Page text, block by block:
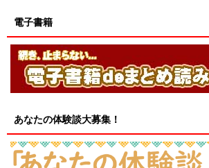
電子書籍
あなたの体験談大募集！